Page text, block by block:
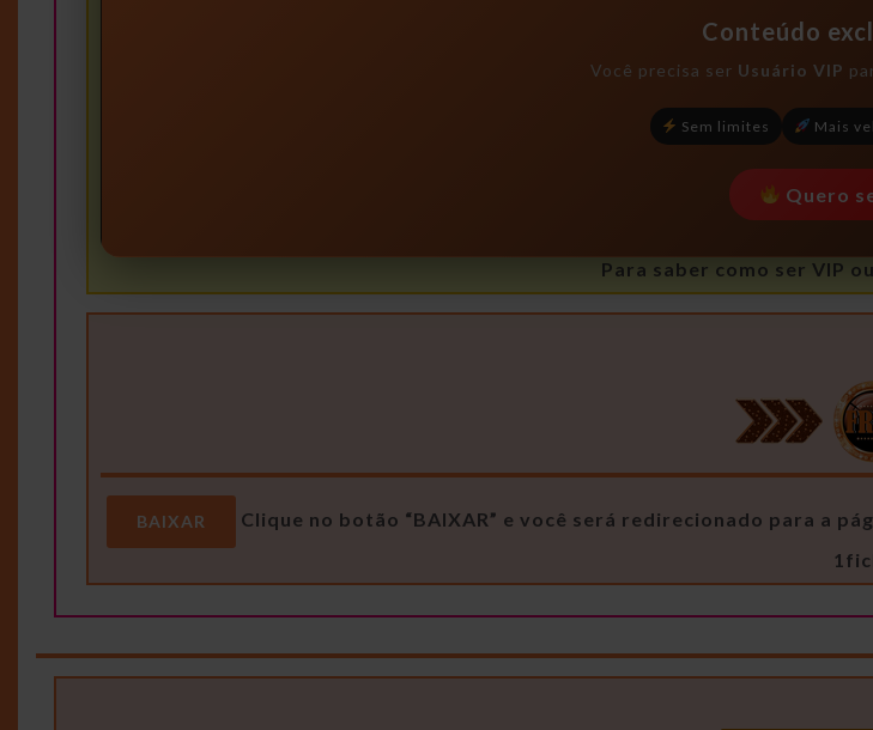
Conteúdo
Você precisa ser Usuário VIP
Sem limites Mais
Quero
Para saber como ser VIP
BAIXAR
Clique no botão “BAIXAR” e você será redirecionado para a